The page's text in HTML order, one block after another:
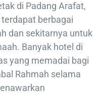
di Padang Arafat,
berbagai
dan sekitarnya untuk
Banyak hotel di
yang memadai bagi
Rahmah selama